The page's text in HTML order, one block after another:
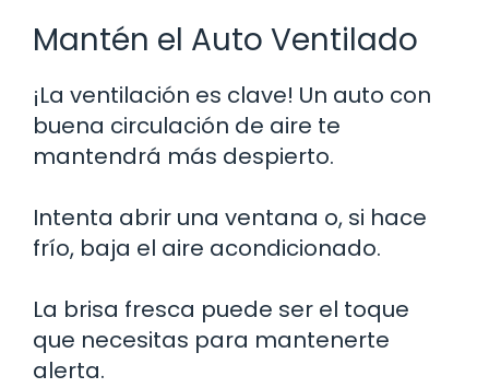
Mantén el Auto Ventilado
¡La ventilación es clave! Un auto con
buena circulación de aire te
mantendrá más despierto.
Intenta abrir una ventana o, si hace
frío, baja el aire acondicionado.
La brisa fresca puede ser el toque
que necesitas para mantenerte
alerta.